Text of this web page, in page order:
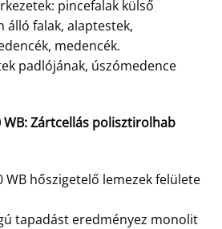
pincefalak külső
álló falak, alaptestek,
medencék.
padlójának, úszómedence
WB:Zártcellás polisztirolhab
WB hőszigetelő lemezek felülete
tapadást eredményez monolit